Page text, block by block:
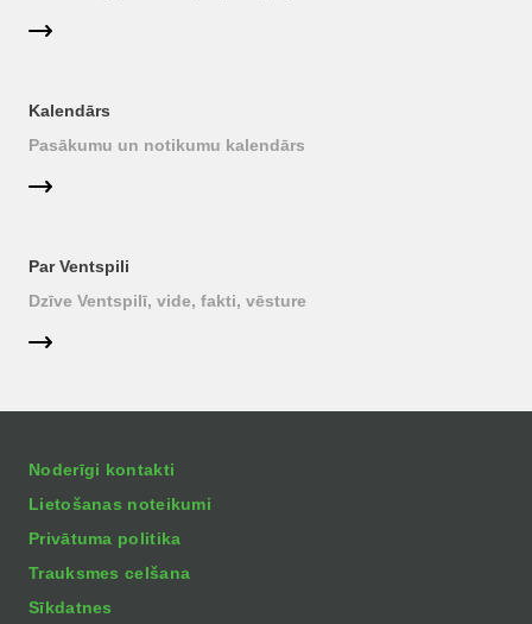
Kalendārs
Pasākumu un notikumu kalendārs
Par Ventspili
Dzīve Ventspilī, vide, fakti, vēsture
Noderīgi kontakti
Lietošanas noteikumi
Privātuma politika
Trauksmes celšana
Sīkdatnes